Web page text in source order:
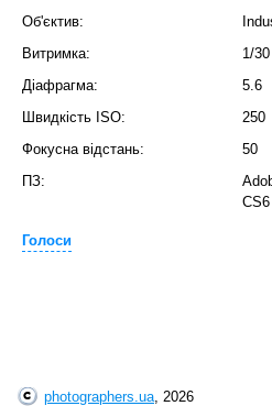
Об'єктив:
Витримка:
1/30
Діафрагма:
5.6
Швидкість ISO:
250
Фокусна відстань:
50
ПЗ:
Голоси
photographers.ua, 2026